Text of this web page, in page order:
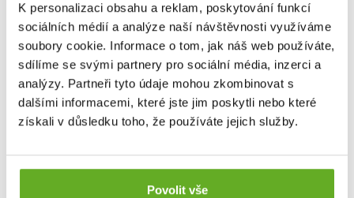
K personalizaci obsahu a reklam, poskytování funkcí
sociálních médií a analýze naší návštěvnosti využíváme
soubory cookie. Informace o tom, jak náš web používáte,
sdílíme se svými partnery pro sociální média, inzerci a
analýzy. Partneři tyto údaje mohou zkombinovat s
dalšími informacemi, které jste jim poskytli nebo které
získali v důsledku toho, že používáte jejich služby.
Povolit vše
vytkávanou gumou
REPRE4SC LADIES GIGI
OWLS COOL
379 Kč
vytkávanou gumou
REPRE4SC LADIES GIGI
XMAS COLLECTION
379 Kč